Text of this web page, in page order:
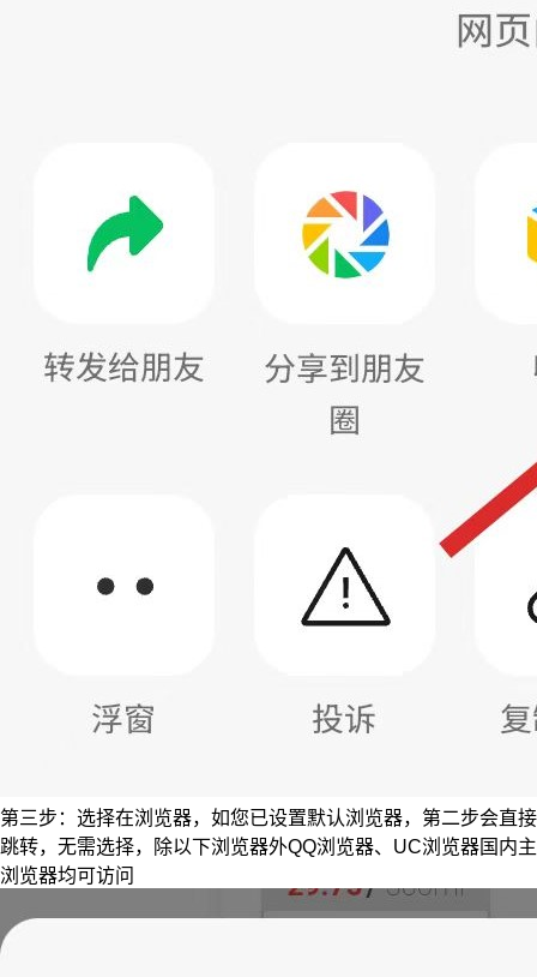
第三步：选择在浏览器，如您已设置默认浏览器，第二步会直接
跳转，无需选择，除以下浏览器外QQ浏览器、UC浏览器国内主
浏览器均可访问